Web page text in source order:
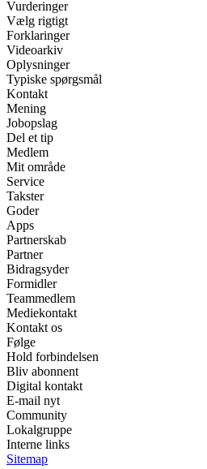
Vurderinger
Vælg rigtigt
Forklaringer
Videoarkiv
Oplysninger
Typiske spørgsmål
Kontakt
Mening
Jobopslag
Del et tip
Medlem
Mit område
Service
Takster
Goder
Apps
Partnerskab
Partner
Bidragsyder
Formidler
Teammedlem
Mediekontakt
Kontakt os
Følge
Hold forbindelsen
Bliv abonnent
Digital kontakt
E-mail nyt
Community
Lokalgruppe
Interne links
Sitemap